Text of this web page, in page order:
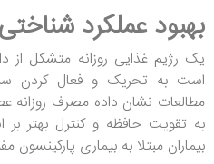
بهبود عملکرد شناختی
یک رژیم غذایی روزانه متشکل از
است به تحریک و فعال کردن
مطالعات نشان داده مصرف روزانه
به تقویت حافظه و کنترل بهتر بر
بیماران مبتلا به بیماری پارکینسون